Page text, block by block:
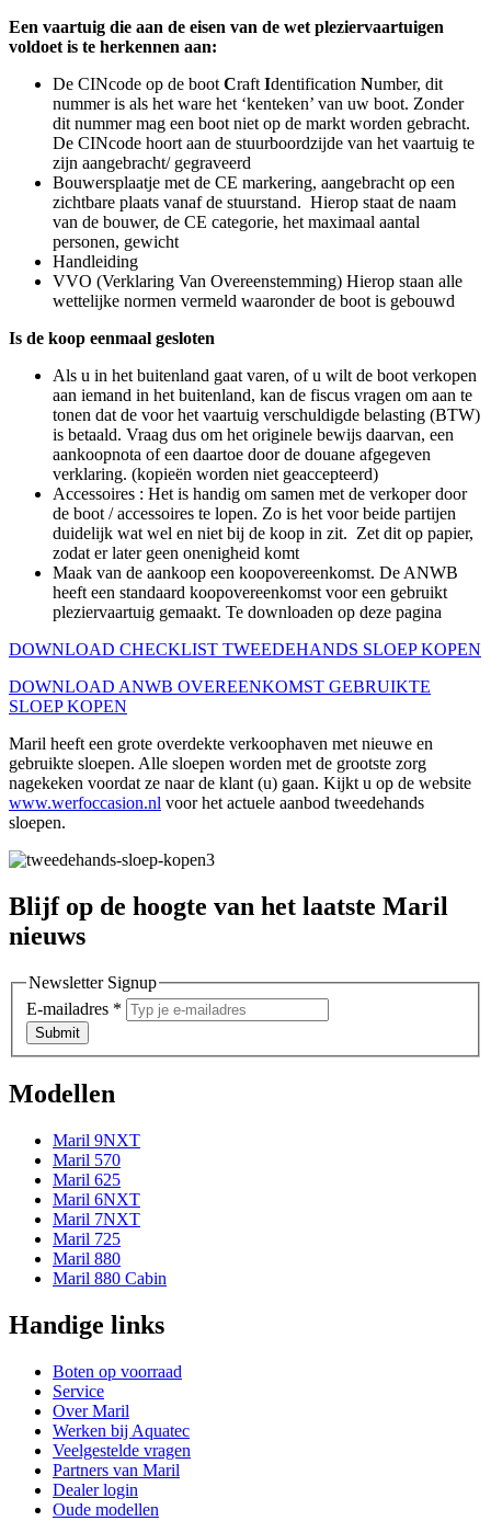
Een vaartuig die aan de eisen van de wet pleziervaartuigen
voldoet is te herkennen aan:
De CINcode op de boot Craft Identification Number, dit
nummer is als het ware het ‘kenteken’ van uw boot. Zonder
dit nummer mag een boot niet op de markt worden gebracht.
De CINcode hoort aan de stuurboordzijde van het vaartuig te
zijn aangebracht/ gegraveerd
Bouwersplaatje met de CE markering, aangebracht op een
zichtbare plaats vanaf de stuurstand. Hierop staat de naam
van de bouwer, de CE categorie, het maximaal aantal
personen, gewicht
Handleiding
VVO (Verklaring Van Overeenstemming) Hierop staan alle
wettelijke normen vermeld waaronder de boot is gebouwd
Is de koop eenmaal gesloten
Als u in het buitenland gaat varen, of u wilt de boot verkopen
aan iemand in het buitenland, kan de fiscus vragen om aan te
tonen dat de voor het vaartuig verschuldigde belasting (BTW)
is betaald. Vraag dus om het originele bewijs daarvan, een
aankoopnota of een daartoe door de douane afgegeven
verklaring. (kopieën worden niet geaccepteerd)
Accessoires : Het is handig om samen met de verkoper door
de boot / accessoires te lopen. Zo is het voor beide partijen
duidelijk wat wel en niet bij de koop in zit. Zet dit op papier,
zodat er later geen onenigheid komt
Maak van de aankoop een koopovereenkomst. De ANWB
heeft een standaard koopovereenkomst voor een gebruikt
pleziervaartuig gemaakt. Te downloaden op deze pagina
DOWNLOAD CHECKLIST TWEEDEHANDS SLOEP KOPEN
DOWNLOAD ANWB OVEREENKOMST GEBRUIKTE
SLOEP KOPEN
Maril heeft een grote overdekte verkoophaven met nieuwe en
gebruikte sloepen. Alle sloepen worden met de grootste zorg
nagekeken voordat ze naar de klant (u) gaan. Kijkt u op de website
www.werfoccasion.nl voor het actuele aanbod tweedehands
sloepen.
Blijf op de hoogte van het laatste Maril
nieuws
Newsletter Signup
E-mailadres *
Submit
Modellen
Maril 9NXT
Maril 570
Maril 625
Maril 6NXT
Maril 7NXT
Maril 725
Maril 880
Maril 880 Cabin
Handige links
Boten op voorraad
Service
Over Maril
Werken bij Aquatec
Veelgestelde vragen
Partners van Maril
Dealer login
Oude modellen